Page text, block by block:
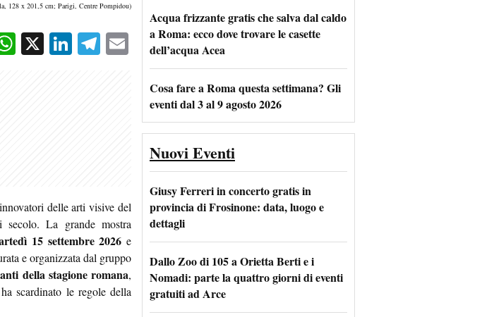
128 x 201,5 cm; Parigi, Centre Pompidou)
WhatsApp
X LinkedIn
Telegram
Email
delle arti visive del
La grande mostra
15 settembre 2026 e
e organizzata dal gruppo
della stagione romana,
scardinato le regole della
Acqua frizzante gratis che salva dal caldo
a Roma: ecco dove trovare le casette
dell’acqua Acea
Cosa fare a Roma questa settimana? Gli
eventi dal 3 al 9 agosto 2026
Nuovi Eventi
Giusy Ferreri in concerto gratis in
provincia di Frosinone: data, luogo e
dettagli
Dallo Zoo di 105 a Orietta Berti e i
Nomadi: parte la quattro giorni di eventi
gratuiti ad Arce